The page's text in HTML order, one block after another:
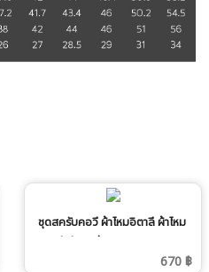
ชุดสครับคอวี ผ้าไหมอิตาลี ผ้าไหม
อิตาลี สีกรมท่า
670 ฿